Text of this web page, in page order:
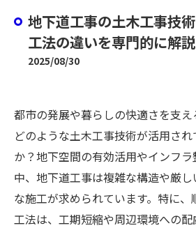
地下道工事の土木工事技
工法の違いを専門的に解説
2025/08/30
都市の発展や暮らしの快適さを支え
どのような土木工事技術が活用さ
か？地下空間の有効活用やインフ
中、地下道工事は複雑な構造や厳
な施工が求められています。特に
工法は、工期短縮や周辺環境への